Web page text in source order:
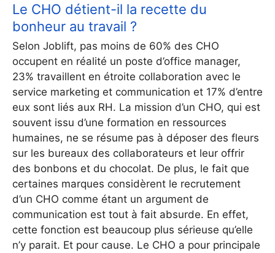
Le CHO détient-il la recette du
bonheur au travail ?
Selon Joblift, pas moins de 60% des CHO
occupent en réalité un poste d’office manager,
23% travaillent en étroite collaboration avec le
service marketing et communication et 17% d’entre
eux sont liés aux RH. La mission d’un CHO, qui est
souvent issu d’une formation en ressources
humaines, ne se résume pas à déposer des fleurs
sur les bureaux des collaborateurs et leur offrir
des bonbons et du chocolat. De plus, le fait que
certaines marques considèrent le recrutement
d’un CHO comme étant un argument de
communication est tout à fait absurde. En effet,
cette fonction est beaucoup plus sérieuse qu’elle
n’y parait. Et pour cause. Le CHO a pour principale